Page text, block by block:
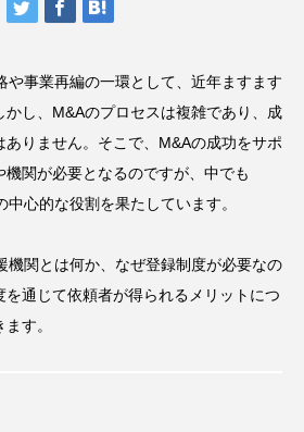
や事業再編の一環として、近年ますます
し、M&Aのプロセスは複雑であり、成
りません。そこで、M&Aの成功をサポ
関が必要となるのですが、中でも
中心的な役割を果たしています。
機関とは何か、なぜ登録制度が必要なの
通じて依頼者が得られるメリットにつ
す。